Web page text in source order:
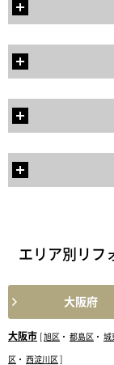
エリア別リフ
大阪府
大阪市 旭区 ・ 都島区 ・ 城
区 ・ 西淀川区